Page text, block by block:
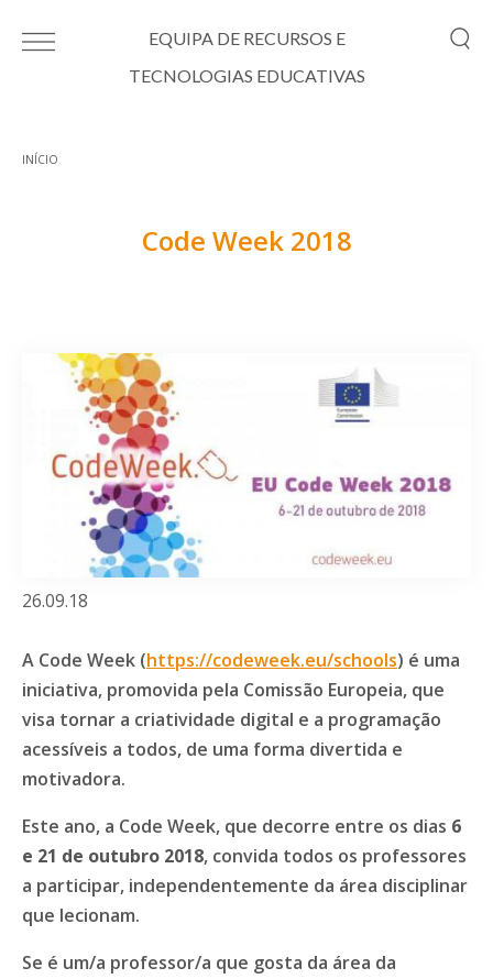
EQUIPA DE RECURSOS E
TECNOLOGIAS EDUCATIVAS
INÍCIO
Code Week 2018
26.09.18
A Code Week (https://codeweek.eu/schools) é uma
iniciativa, promovida pela Comissão Europeia, que
visa tornar a criatividade digital e a programação
acessíveis a todos, de uma forma divertida e
motivadora.
Este ano, a Code Week, que decorre entre os dias 6
e 21 de outubro 2018, convida todos os professores
a participar, independentemente da área disciplinar
que lecionam.
Se é um/a professor/a que gosta da área da